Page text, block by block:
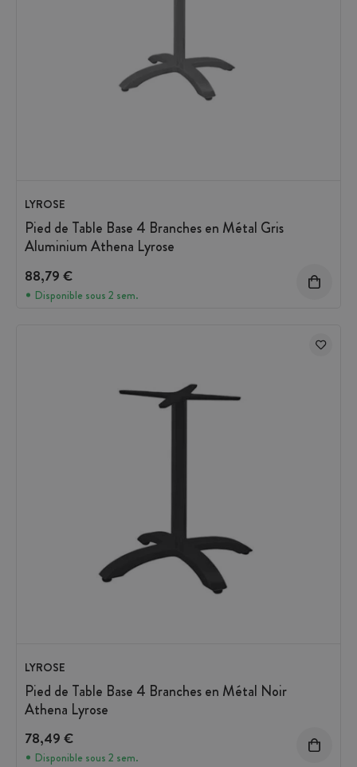
LYROSE
Pied de Table Base 4 Branches en Métal Gris
Aluminium Athena Lyrose
88,79 €
Disponible sous 2 sem.
LYROSE
Pied de Table Base 4 Branches en Métal Noir
Athena Lyrose
78,49 €
Disponible sous 2 sem.